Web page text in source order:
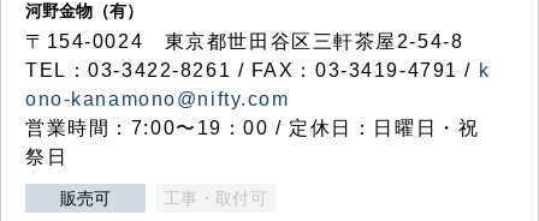
河野金物（有）
〒154-0024 東京都世田谷区三軒茶屋2-54-8
TEL：03-3422-8261 / FAX：03-3419-4791 / k
ono-kanamono@nifty.com
営業時間：7:00〜19：00 / 定休日：日曜日・祝
祭日
販売可 工事・取付可